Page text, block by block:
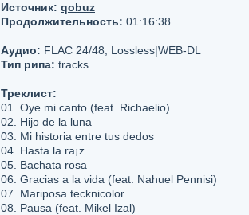
Источник: qobuz
Продолжительность: 01:16:38
Аудио: FLAC 24/48, Lossless|WEB-DL
Тип рипа: tracks
Треклист:
01. Oye mi canto (feat. Richaelio)
02. Hijo de la luna
03. Mi historia entre tus dedos
04. Hasta la ra¡z
05. Bachata rosa
06. Gracias a la vida (feat. Nahuel Pennisi)
07. Mariposa tecknicolor
08. Pausa (feat. Mikel Izal)